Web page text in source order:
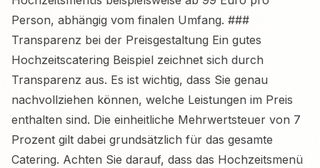
Person, abhängig vom finalen Umfang. ###
Transparenz bei der Preisgestaltung Ein gutes
Hochzeitscatering Beispiel zeichnet sich durch
Transparenz aus. Es ist wichtig, dass Sie genau
nachvollziehen können, welche Leistungen im Preis
enthalten sind. Die einheitliche Mehrwertsteuer von 7
Prozent gilt dabei grundsätzlich für das gesamte
Catering. Achten Sie darauf, dass das Hochzeitsmenü